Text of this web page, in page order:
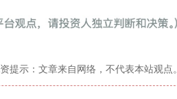
提示：文章来自网络，不代表本站观点。